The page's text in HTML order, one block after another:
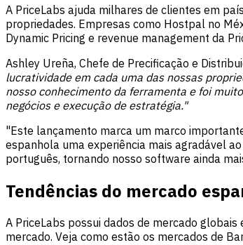
A PriceLabs ajuda milhares de clientes em
propriedades. Empresas como Hostpal no
Dynamic Pricing e revenue management da
Ashley Ureña, Chefe de Precificação e
lucratividade em cada uma das nossas
nosso conhecimento da ferramenta e foi
negócios e execução de estratégia."
"Este lançamento marca um marco
espanhola uma experiência mais agradável
português, tornando nosso software ainda
Tendências do mercado
A PriceLabs possui dados de mercado
mercado. Veja como estão os mercados de